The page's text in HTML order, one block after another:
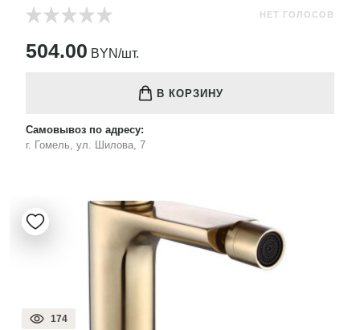
НЕТ ГОЛОСОВ
504.00 BYN/шт.
В КОРЗИНУ
Самовывоз по адресу:
г. Гомель, ул. Шилова, 7
174